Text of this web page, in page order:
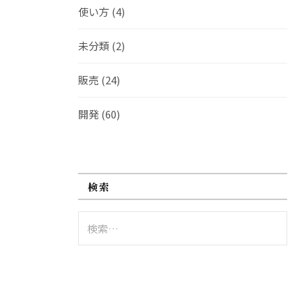
使い方 (4)
未分類 (2)
販売 (24)
開発(60)
検索
索: